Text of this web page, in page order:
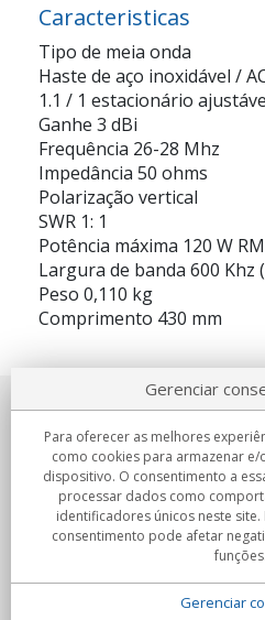
Caracteristicas
Tipo de meia onda
Haste de aço inoxidável /
1.1 / 1 estacionário
Ganhe 3 dBi
Frequência 26-28 Mhz
Impedância 50 ohms
Polarização vertical
SWR 1: 1
Potência máxima 120 W
Largura de banda 600 Khz
Peso 0,110 kg
Comprimento 430 mm
Sobre nosotros
Compromissos
Compras
Gerenciar
Para oferecer as melhores
como cookies para armazenar
dispositivo. O consentimento a
processar dados como
identificadores únicos neste
consentimento pode afetar
funções.
Gerenciar